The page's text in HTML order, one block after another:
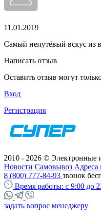
11.01.2019
Самый непутёвый вскус из
Написать отзыв
Оставить отзыв могут
Вход
Регистрация
2010 - 2026 © Электронные
Новости Самовывоз Адреса
8 (800) 777-84-93 звонок
Время работы: с 9:00 до
задать вопрос менеджеру